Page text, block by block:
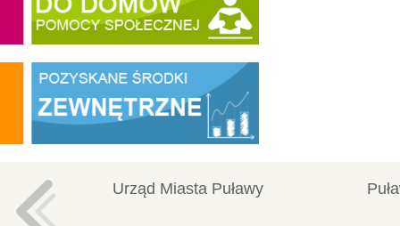
Urząd Miasta Puławy